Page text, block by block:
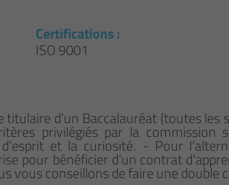
Certifications :
ISO 9001
d’un Baccalauréat (toutes
privilégiés par la
d’esprit et la curiosité. - Pour
pour bénéficier d’un contrat
vous conseillons de faire une